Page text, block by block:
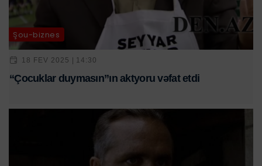
Şou-biznes
18 FEV 2025 | 14:30
“Çocuklar duymasın”ın aktyoru vəfat etdi